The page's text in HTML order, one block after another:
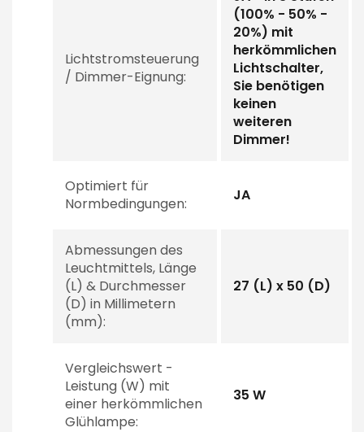
Lichtstromsteuerung
/ Dimmer-Eignung:
(100% - 50% -
20%) mit
herkömmlichen
Lichtschalter,
Sie benötigen
keinen
weiteren
Dimmer!
Optimiert für
Normbedingungen:
JA
Abmessungen des
Leuchtmittels, Länge
(L) & Durchmesser
(D) in Millimetern
(mm):
27 (L) x 50 (D)
Vergleichswert -
Leistung (W) mit
einer herkömmlichen
Glühlampe:
35 W